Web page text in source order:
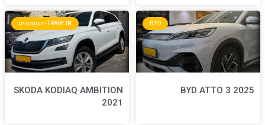
BYD TRADE IN-משומשים
SKODA KODIAQ AMBITION